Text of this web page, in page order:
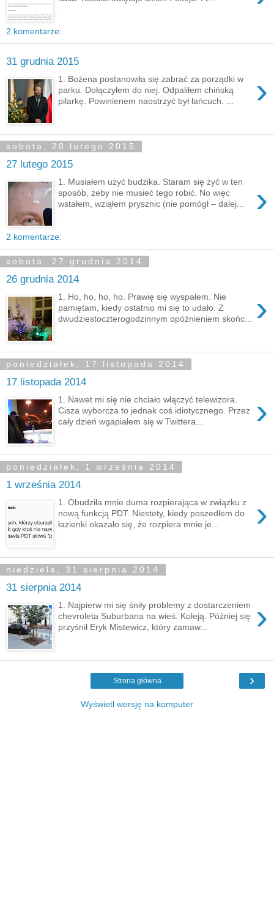
2 komentarze:
31 grudnia 2015
›
1. Bożena postanowiła się zabrać za porządki w
parku. Dołączyłem do niej. Odpaliłem chińską
pilarkę. Powinienem naostrzyć był łańcuch. ...
sobota, 28 lutego 2015
27 lutego 2015
›
1. Musiałem użyć budzika. Staram się żyć w ten
sposób, żeby nie musieć tego robić. No więc
wstałem, wziąłem prysznic (nie pomógł – dalej...
2 komentarze:
sobota, 27 grudnia 2014
26 grudnia 2014
›
1. Ho, ho, ho, ho. Prawię się wyspałem. Nie
pamiętam, kiedy ostatnio mi się to udało. Z
dwudziestoczterogodzinnym opóźnieniem skońc...
poniedziałek, 17 listopada 2014
17 listopada 2014
›
1. Nawet mi się nie chciało włączyć telewizora.
Cisza wyborcza to jednak coś idiotycznego. Przez
cały dzień wgapiałem się w Twittera...
poniedziałek, 1 września 2014
1 września 2014
›
1. Obudziła mnie duma rozpierająca w związku z
nową funkcją PDT. Niestety, kiedy poszedłem do
łazienki okazało się, że rozpiera mnie je...
niedziela, 31 sierpnia 2014
31 sierpnia 2014
›
1. Najpierw mi się śniły problemy z dostarczeniem
chevroleta Suburbana na wieś. Koleją. Później się
przyśnił Eryk Mistewicz, który zamaw...
›
Strona główna
Wyświetl wersję na komputer